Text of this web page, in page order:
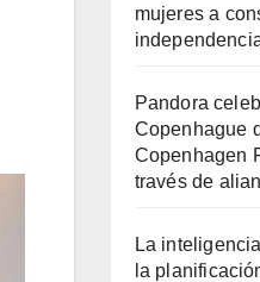
mujeres a
Pandora
Copenhague
Copenhagen
través de
La
la